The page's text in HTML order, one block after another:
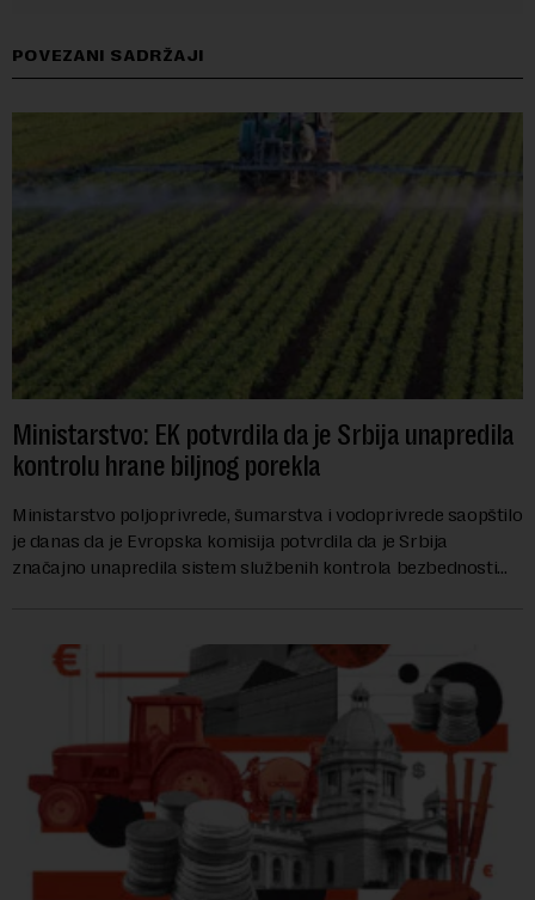
POVEZANI SADRŽAJI
Ministarstvo: EK potvrdila da je Srbija unapredila
kontrolu hrane biljnog porekla
Ministarstvo poljoprivrede, šumarstva i vodoprivrede saopštilo
je danas da je Evropska komisija potvrdila da je Srbija
značajno unapredila sistem službenih kontrola bezbednosti